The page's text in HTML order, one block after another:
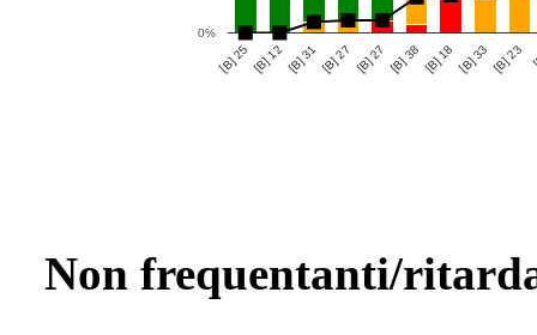
[B] 25[B] 12[B] 31[B] 27 [B] 27 [B] 38[B] 18[B] 33[B] 23
0%
Non frequentanti/